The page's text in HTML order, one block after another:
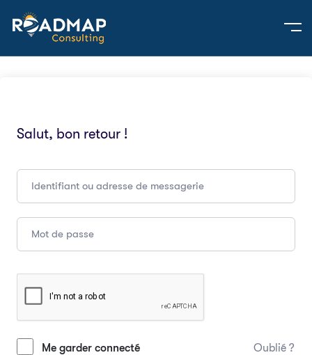
Salut, bon retour !
Me garder connecté Oublié ?